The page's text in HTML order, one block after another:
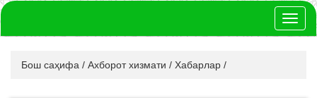
Бош саҳифа / Ахборот хизмати / Хабарлар /